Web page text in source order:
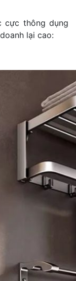
cực thông dụng
lại cao: